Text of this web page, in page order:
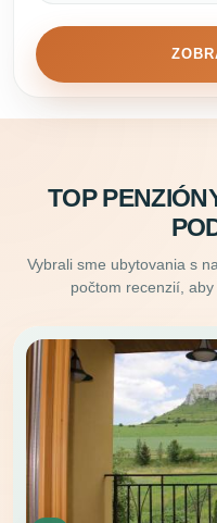
TOP
Vybrali sme ubytovania s
počtom recenzií,